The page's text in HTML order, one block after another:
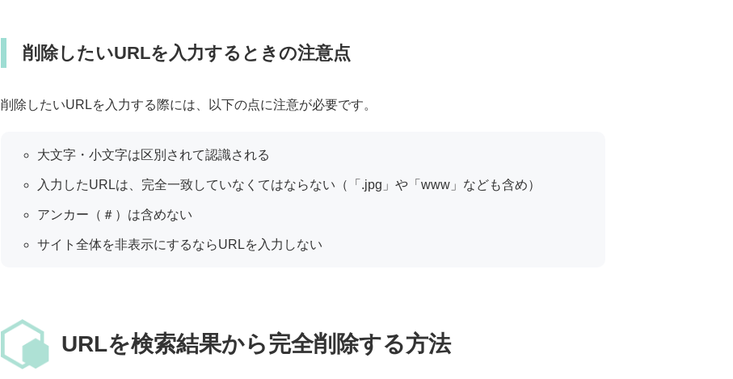
削除したいURLを入力するときの注意点
削除したいURLを入力する際には、以下の点に注意が必要です。
大文字・小文字は区別されて認識される
入力したURLは、完全一致していなくてはならない（「.jpg」や「www」なども含め）
アンカー（＃）は含めない
サイト全体を非表示にするならURLを入力しない
URLを検索結果から完全削除する方法